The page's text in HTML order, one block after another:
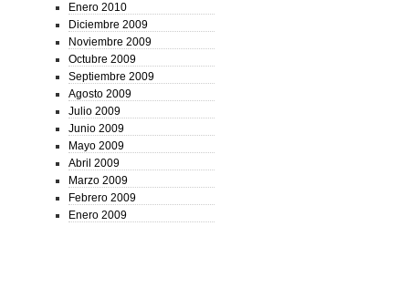
Enero 2010
Diciembre 2009
Noviembre 2009
Octubre 2009
Septiembre 2009
Agosto 2009
Julio 2009
Junio 2009
Mayo 2009
Abril 2009
Marzo 2009
Febrero 2009
Enero 2009